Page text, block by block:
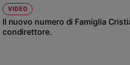
VIDEO
Il nuovo numero di Famiglia
condirettore.